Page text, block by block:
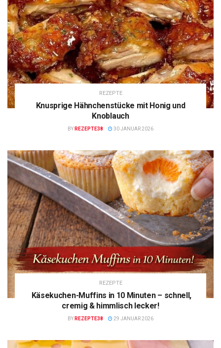
REZEPTE
Knusprige Hähnchenstücke mit Honig und
Knoblauch
BY REZEPTE38 30 JANUAR 2026
REZEPTE
Käsekuchen-Muffins in 10 Minuten – schnell,
cremig & himmlisch lecker!
BY REZEPTE38 29 JANUAR 2026